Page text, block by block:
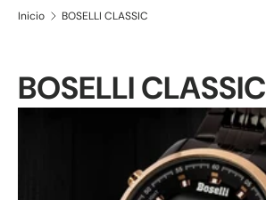
Inicio BOSELLI CLASSIC
BOSELLI CLASSIC